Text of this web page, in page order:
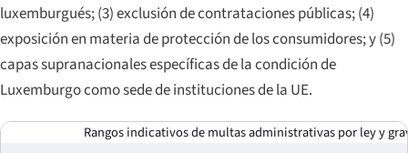
luxemburgués; (3) exclusión de contrataciones públicas; (4)
exposición en materia de protección de los consumidores; y (5)
capas supranacionales específicas de la condición de
Luxemburgo como sede de instituciones de la UE.
Rangos indicativos de multas administrativas por ley y